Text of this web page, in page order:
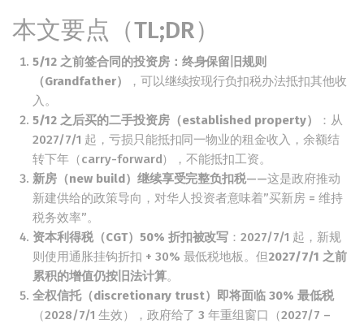
本文要点（TL;DR）
5/12 之前签合同的投资房：终身保留旧规则
（Grandfather）
，可以继续按现行负扣税办法抵扣其他收
入。
5/12 之后买的二手投资房（established property）
：从
2027/7/1 起，亏损只能抵扣同一物业的租金收入，余额结
转下年（carry-forward），不能抵扣工资。
新房（new build）继续享受完整负扣税——这是政府推动
新建供给的政策导向，对华人投资者意味着”买新房 = 维持
税务效率”。
资本利得税（CGT）50% 折扣被改写 ：2027/7/1 起，新规
则使用通胀挂钩折扣 + 30% 最低税地板。但2027/7/1 之前
累积的增值仍按旧法计算。
全权信托（discretionary trust）即将面临 30% 最低税
（2028/7/1 生效），政府给了 3 年重组窗口（2027/7 –